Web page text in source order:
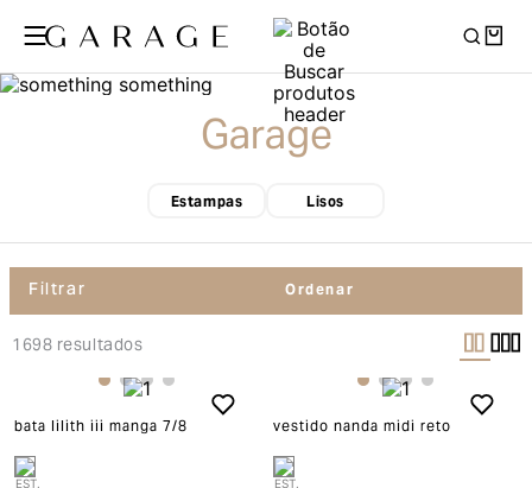
Garage
Estampas Lisos
Filtrar
1698resultados
bata lilith iii manga 7/8 vestido nanda midi reto